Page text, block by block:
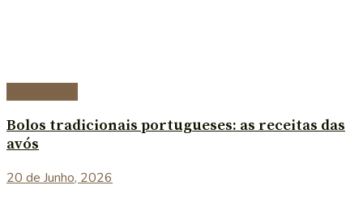
Bolos tradicionais portugueses: as receitas das
avós
20 de Junho, 2026